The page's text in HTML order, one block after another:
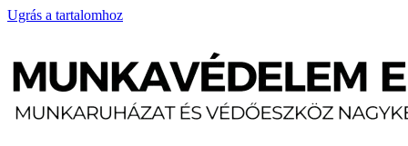
Ugrás a tartalomhoz